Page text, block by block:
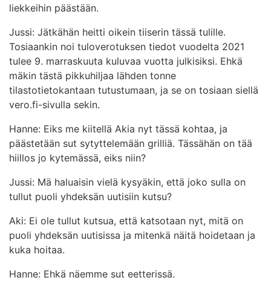
liekkeihin päästään.
Jussi: Jätkähän heitti oikein tiiserin tässä tulille.
Tosiaankin noi tuloverotuksen tiedot vuodelta 2021
tulee 9. marraskuuta kuluvaa vuotta julkisiksi. Ehkä
mäkin tästä pikkuhiljaa lähden tonne
tilastotietokantaan tutustumaan, ja se on tosiaan siellä
vero.fi-sivulla sekin.
Hanne: Eiks me kiitellä Akia nyt tässä kohtaa, ja
päästetään sut sytyttelemään grilliä. Tässähän on tää
hiillos jo kytemässä, eiks niin?
Jussi: Mä haluaisin vielä kysyäkin, että joko sulla on
tullut puoli yhdeksän uutisiin kutsu?
Aki: Ei ole tullut kutsua, että katsotaan nyt, mitä on
puoli yhdeksän uutisissa ja mitenkä näitä hoidetaan ja
kuka hoitaa.
Hanne: Ehkä näemme sut eetterissä.